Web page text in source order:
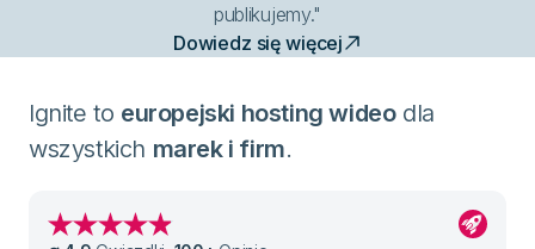
publikujemy."
Dowiedz się więcej
Ignite to europejski hosting wideodla
wszystkich marek i firm.